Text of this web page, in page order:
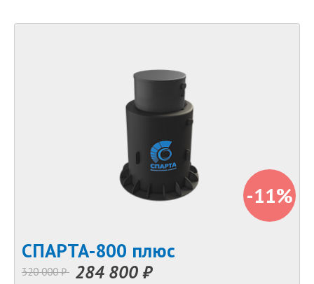
-11%
СПАРТА-800 плюс
320 000 ₽ 284 800 ₽